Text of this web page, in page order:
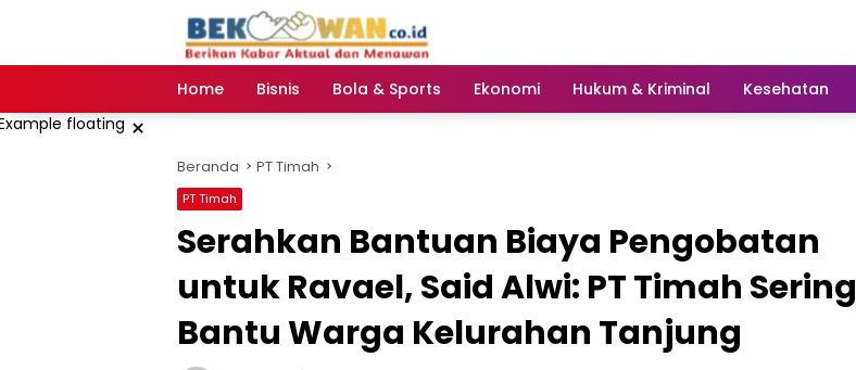
Home
Bisnis Bola & Sports Ekonomi Hukum & Kriminal Kesehatan
×
Beranda PT Timah
PT Timah
Serahkan Bantuan Biaya Pengobatan
untuk Ravael, Said Alwi: PT Timah Sering
Bantu Warga Kelurahan Tanjung